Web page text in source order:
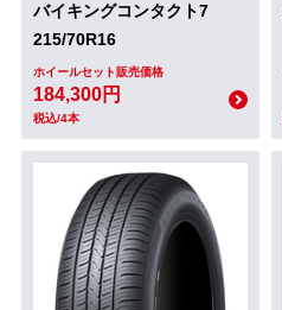
バイキングコンタクト7
215/70R16
ホイールセット販売価格
184,300円
税込/4本